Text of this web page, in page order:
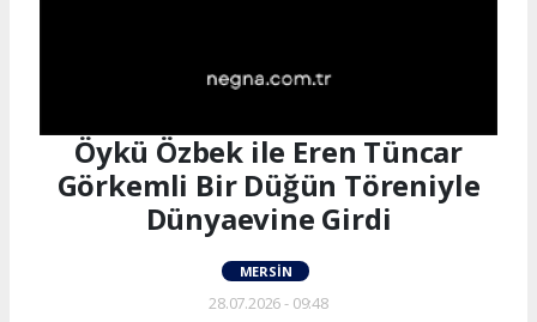
Öykü Özbek ile Eren Tüncar
Görkemli Bir Düğün Töreniyle
Dünyaevine Girdi
MERSIN
28.07.2026 - 09:48